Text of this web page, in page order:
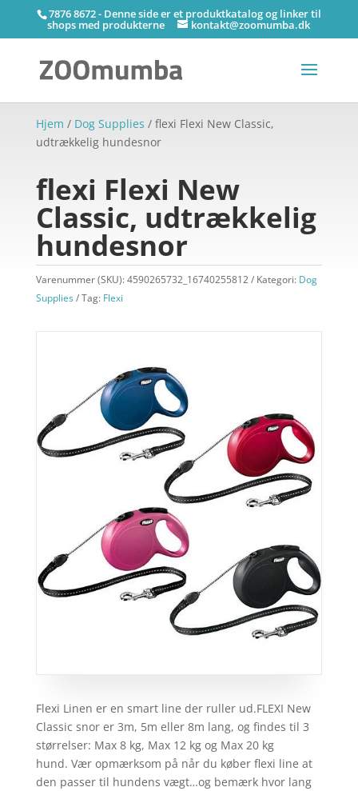
7876 8672 - Denne side er et produktkatalog og linker til
shops med produkterne kontakt@zoomumba.dk
Hjem / Dog Supplies / flexi Flexi New Classic,
udtrækkelig hundesnor
flexi Flexi New
Classic, udtrækkelig
hundesnor
Varenummer (SKU):4590265732_16740255812 Kategori: Dog
Supplies
Tag: Flexi
Flexi Linen er en smart line der ruller ud.FLEXI New
Classic snor er 3m, 5m eller 8m lang, og findes til 3
størrelser: Max 8 kg, Max 12 kg og Max 20 kg
hund. Vær opmærksom på når du køber flexi line at
den passer til hundens vægt…og bemærk hvor lang